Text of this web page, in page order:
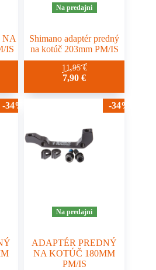
NA
IS
Na predajni
Shimano adaptér predný
na kotúč 203mm PM/IS
11,95€
7,90€
-34% -34%
Na predajni
ADAPTÉR PREDNÝ
NA KOTÚČ 180MM
PM/IS